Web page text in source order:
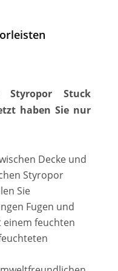
Stuck
haben Sie nur
Decke und
Styropor
Sie
Fugen und
einem feuchten